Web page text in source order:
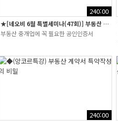
240:00
★[네오비 6월 특별세미나(47회)] 부동산 중개업에 꼭 필요한 공인인증서 ...
부동산 중개업에 꼭 필요한 공인인증서
240:00